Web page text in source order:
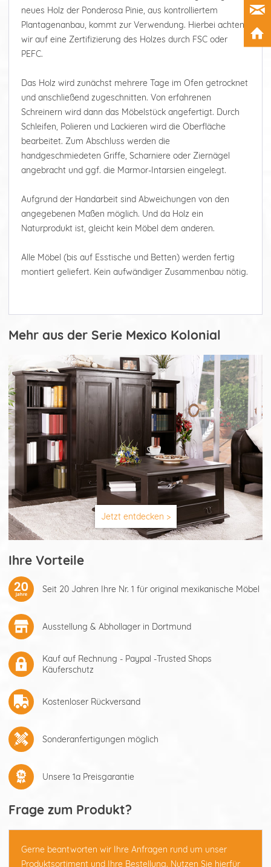
neues Holz der Ponderosa Pinie, aus kontrolliertem
Plantagenanbau, kommt zur Verwendung. Hierbei achten
wir auf eine Zertifizierung des Holzes durch FSC oder
PEFC.
Das Holz wird zunächst mehrere Tage im Ofen getrocknet
und anschließend zugeschnitten. Von erfahrenen
Schreinern wird dann das Möbelstück angefertigt. Durch
Schleifen, Polieren und Lackieren wird die Oberfläche
bearbeitet. Zum Abschluss werden die
handgeschmiedeten Griffe, Scharniere oder Ziernägel
angebracht und ggf. die Marmor-Intarsien eingelegt.
Aufgrund der Handarbeit sind Abweichungen von den
angegebenen Maßen möglich. Und da Holz ein
Naturprodukt ist, gleicht kein Möbel dem anderen.
Alle Möbel (bis auf Esstische und Betten) werden fertig
montiert geliefert. Kein aufwändiger Zusammenbau nötig.
Mehr aus der Serie Mexico Kolonial
Jetzt entdecken >
Ihre Vorteile
Seit 20 Jahren Ihre Nr. 1 für original mexikanische Möbel
Ausstellung & Abhollager in Dortmund
Kauf auf Rechnung - Paypal -Trusted Shops
Käuferschutz
Kostenloser Rückversand
Sonderanfertigungen möglich
Unsere 1a Preisgarantie
Frage zum Produkt?
Gerne beantworten wir Ihre Anfragen rund um unser
Produktsortiment und Ihre Bestellung. Nutzen Sie hierfür